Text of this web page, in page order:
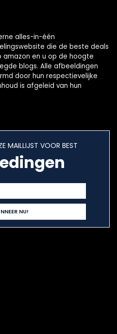
alles-in-één
die de beste deals
amazon en u op de hoogte
blogs. Alle afbeeldingen
door hun respectievelijke
is afgeleid van hun
MAILLIJST VOOR BEST